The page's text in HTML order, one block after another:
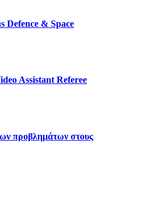
& Space
Assistant Referee
προβλημάτων στους